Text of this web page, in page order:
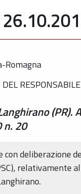
Romagna
n. 20
con deliberazione
relativamente